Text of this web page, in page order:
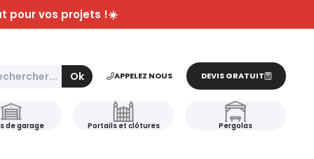
pour vos projets !☀️
Ok APPELEZ NOUS DEVIS GRATUIT
de garage Portails et clôtures Pergolas